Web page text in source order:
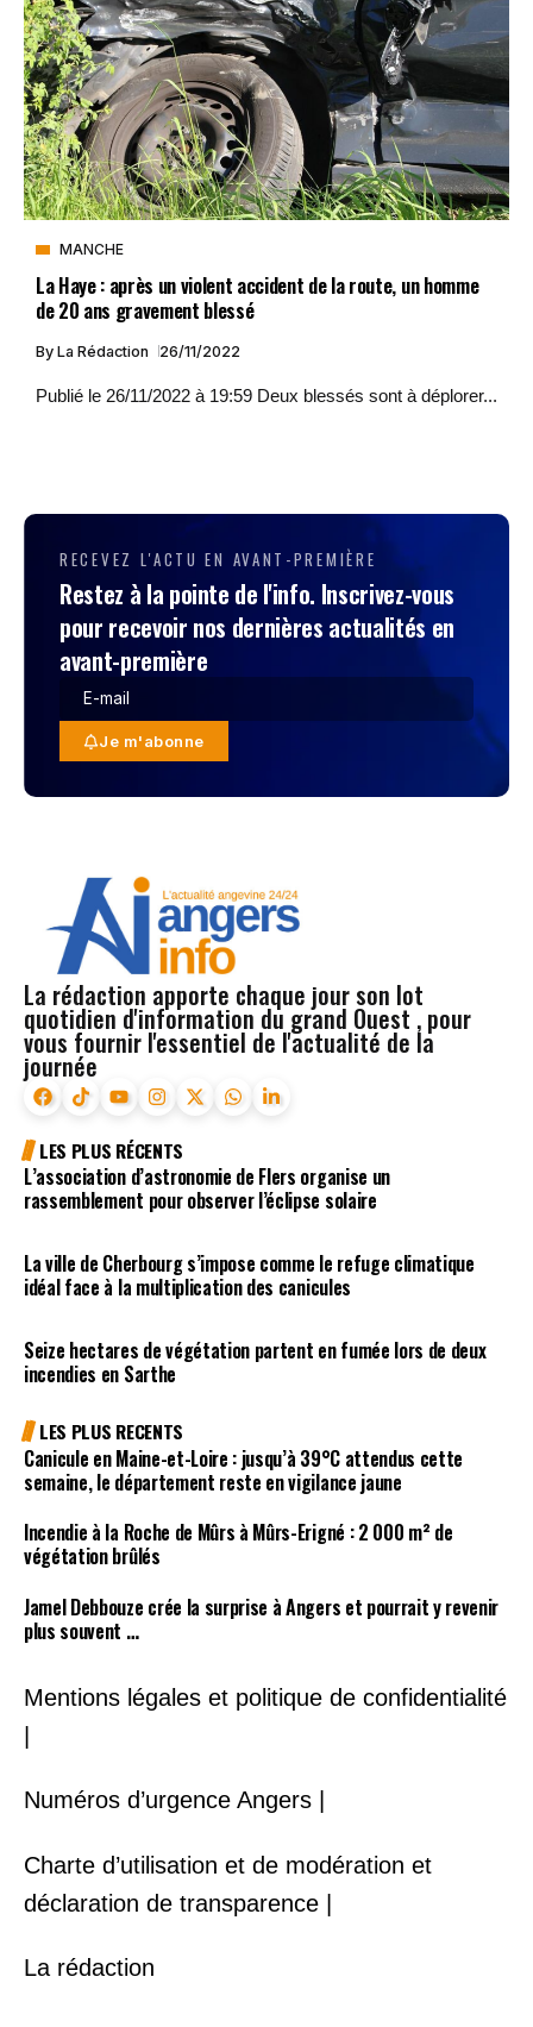
MANCHE
La Haye : après un violent accident de la route, un homme
de 20 ans gravement blessé
By La Rédaction 26/11/2022
Publié le 26/11/2022 à 19:59 Deux blessés sont à déplorer...
RECEVEZ L'ACTU EN AVANT-PREMIÈRE
Restez à la pointe de l'info. Inscrivez-vous
pour recevoir nos dernières actualités en
avant-première
Je m'abonne
La rédaction apporte chaque jour son lot
quotidien d'information du grand Ouest , pour
vous fournir l'essentiel de l'actualité de la
journée
LES PLUS RÉCENTS
L’association d’astronomie de Flers organise un
rassemblement pour observer l’éclipse solaire
La ville de Cherbourg s’impose comme le refuge climatique
idéal face à la multiplication des canicules
Seize hectares de végétation partent en fumée lors de deux
incendies en Sarthe
LES PLUS RECENTS
Canicule en Maine-et-Loire : jusqu’à 39°C attendus cette
semaine, le département reste en vigilance jaune
Incendie à la Roche de Mûrs à Mûrs-Erigné : 2 000 m² de
végétation brûlés
Jamel Debbouze crée la surprise à Angers et pourrait y revenir
plus souvent …
Mentions légales et politique de confidentialité
Numéros d’urgence Angers |
Charte d’utilisation et de modération et
déclaration de transparence |
La rédaction